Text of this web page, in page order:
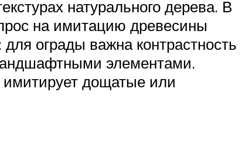
натурального дерева. В
на имитацию древесины
ограды важна контрастность
элементами.
имитирует дощатые или